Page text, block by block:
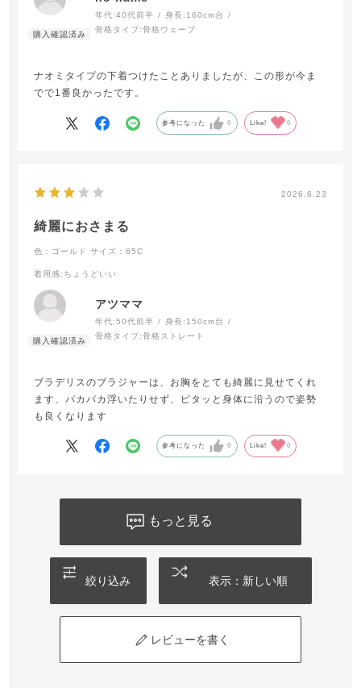
年代:40代前半 身長: 160cm台
骨格タイプ:骨格ウェーブ
ナオミタイプの下着つけたことありましたが、この形が今ま
でで1番良かったです。
参考になった 0 Like! 0
2026.6.23
綺麗におさまる
色：ゴールド サイズ：65C
着用感:ちょうどいい
アツママ
年代:50代前半 身長: 150cm台
骨格タイプ:骨格ストレート
ブラデリスのブラジャーは、お胸をとても綺麗に見せてくれ
ます、パカパカ浮いたりせず、ピタッと身体に沿うので姿勢
も良くなります
参考になった 0 Like! 0
もっと見る
絞り込み 表示：新しい順
レビューを書く